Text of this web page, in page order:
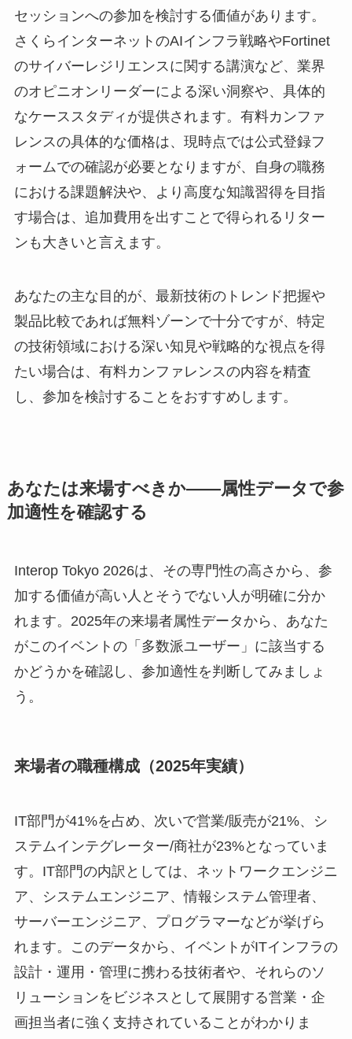
セッションへの参加を検討する価値があります。
さくらインターネットのAIインフラ戦略やFortinet
のサイバーレジリエンスに関する講演など、業界
のオピニオンリーダーによる深い洞察や、具体的
なケーススタディが提供されます。有料カンファ
レンスの具体的な価格は、現時点では公式登録フ
ォームでの確認が必要となりますが、自身の職務
における課題解決や、より高度な知識習得を目指
す場合は、追加費用を出すことで得られるリター
ンも大きいと言えます。
あなたの主な目的が、最新技術のトレンド把握や
製品比較であれば無料ゾーンで十分ですが、特定
の技術領域における深い知見や戦略的な視点を得
たい場合は、有料カンファレンスの内容を精査
し、参加を検討することをおすすめします。
あなたは来場すべきか——属性データで参
加適性を確認する
Interop Tokyo 2026は、その専門性の高さから、参
加する価値が高い人とそうでない人が明確に分か
れます。2025年の来場者属性データから、あなた
がこのイベントの「多数派ユーザー」に該当する
かどうかを確認し、参加適性を判断してみましょ
う。
来場者の職種構成（2025年実績）
IT部門が41%を占め、次いで営業/販売が21%、シ
ステムインテグレーター/商社が23%となっていま
す。IT部門の内訳としては、ネットワークエンジニ
ア、システムエンジニア、情報システム管理者、
サーバーエンジニア、プログラマーなどが挙げら
れます。このデータから、イベントがITインフラの
設計・運用・管理に携わる技術者や、それらのソ
リューションをビジネスとして展開する営業・企
画担当者に強く支持されていることがわかりま